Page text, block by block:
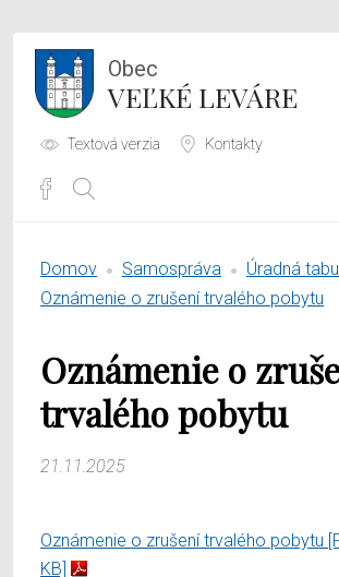
Obec
VEĽKÉ LEVÁRE
Textová verzia Kontakty
Samospráva
Domov Samospráva
Úradná
Oznámenie o zrušení trvalého pobytu
Oznámenie o
trvalého pobytu
21.11.2025
Oznámenie o zrušení trvalého pobytu
KB]